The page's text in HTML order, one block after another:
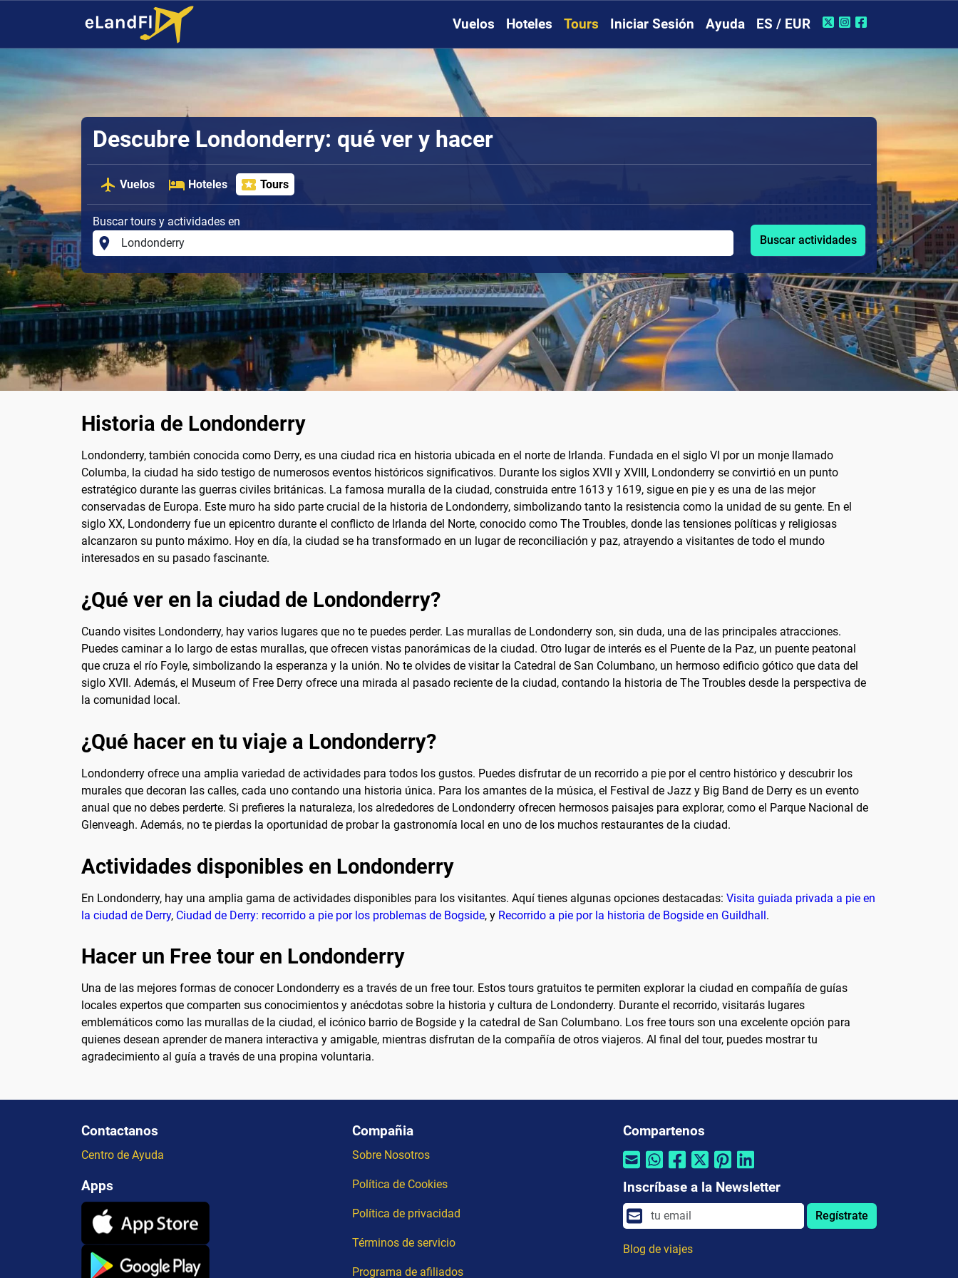
Vuelos Hoteles Tours Iniciar Sesión Ayuda ES / EUR
Descubre Londonderry: qué ver y hacer
Vuelos Hoteles Tours
Buscar tours y actividades en
Buscar actividades
Historia de Londonderry
Londonderry, también conocida como Derry, es una ciudad rica en historia ubicada en el norte de Irlanda. Fundada en el siglo VI por un monje llamado
Columba, la ciudad ha sido testigo de numerosos eventos históricos significativos. Durante los siglos XVII y XVIII, Londonderry se convirtió en un punto
estratégico durante las guerras civiles británicas. La famosa muralla de la ciudad, construida entre 1613 y 1619, sigue en pie y es una de las mejor
conservadas de Europa. Este muro ha sido parte crucial de la historia de Londonderry, simbolizando tanto la resistencia como la unidad de su gente. En el
siglo XX, Londonderry fue un epicentro durante el conflicto de Irlanda del Norte, conocido como The Troubles, donde las tensiones políticas y religiosas
alcanzaron su punto máximo. Hoy en día, la ciudad se ha transformado en un lugar de reconciliación y paz, atrayendo a visitantes de todo el mundo
interesados en su pasado fascinante.
¿Qué ver en la ciudad de Londonderry?
Cuando visites Londonderry, hay varios lugares que no te puedes perder. Las murallas de Londonderry son, sin duda, una de las principales atracciones.
Puedes caminar a lo largo de estas murallas, que ofrecen vistas panorámicas de la ciudad. Otro lugar de interés es el Puente de la Paz, un puente peatonal
que cruza el río Foyle, simbolizando la esperanza y la unión. No te olvides de visitar la Catedral de San Columbano, un hermoso edificio gótico que data del
siglo XVII. Además, el Museum of Free Derry ofrece una mirada al pasado reciente de la ciudad, contando la historia de The Troubles desde la perspectiva de
la comunidad local.
¿Qué hacer en tu viaje a Londonderry?
Londonderry ofrece una amplia variedad de actividades para todos los gustos. Puedes disfrutar de un recorrido a pie por el centro histórico y descubrir los
murales que decoran las calles, cada uno contando una historia única. Para los amantes de la música, el Festival de Jazz y Big Band de Derry es un evento
anual que no debes perderte. Si prefieres la naturaleza, los alrededores de Londonderry ofrecen hermosos paisajes para explorar, como el Parque Nacional de
Glenveagh. Además, no te pierdas la oportunidad de probar la gastronomía local en uno de los muchos restaurantes de la ciudad.
Actividades disponibles en Londonderry
En Londonderry, hay una amplia gama de actividades disponibles para los visitantes. Aquí tienes algunas opciones destacadas: Visita guiada privada a pie en
la ciudad de Derry, Ciudad de Derry: recorrido a pie por los problemas de Bogside, y Recorrido a pie por la historia de Bogside en Guildhall.
Hacer un Free tour en Londonderry
Una de las mejores formas de conocer Londonderry es a través de un free tour. Estos tours gratuitos te permiten explorar la ciudad en compañía de guías
locales expertos que comparten sus conocimientos y anécdotas sobre la historia y cultura de Londonderry. Durante el recorrido, visitarás lugares
emblemáticos como las murallas de la ciudad, el icónico barrio de Bogside y la catedral de San Columbano. Los free tours son una excelente opción para
quienes desean aprender de manera interactiva y amigable, mientras disfrutan de la compañía de otros viajeros. Al final del tour, puedes mostrar tu
agradecimiento al guía a través de una propina voluntaria.
Contactanos
Centro de Ayuda
Apps
Compañia
Sobre Nosotros
Política de Cookies
Política de privacidad
Términos de servicio
Programa de afiliados
Compartenos
Inscríbase a la Newsletter
Regístrate
Blog de viajes